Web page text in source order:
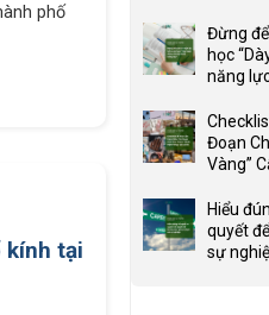
phố
kính tại
Lợi
thế
4F
sức
mạnh
của
network
đình
trong
định
có
bình
luận
Đầu
tư
hướng
nghiệp
sớm:
Chiến
lược
sinh
Đừng
học
năng
có
bình
luận
Đừng
để
con
có
Đoạn
Vàng”
có
bình
luận
Hiểu
quyết
sự